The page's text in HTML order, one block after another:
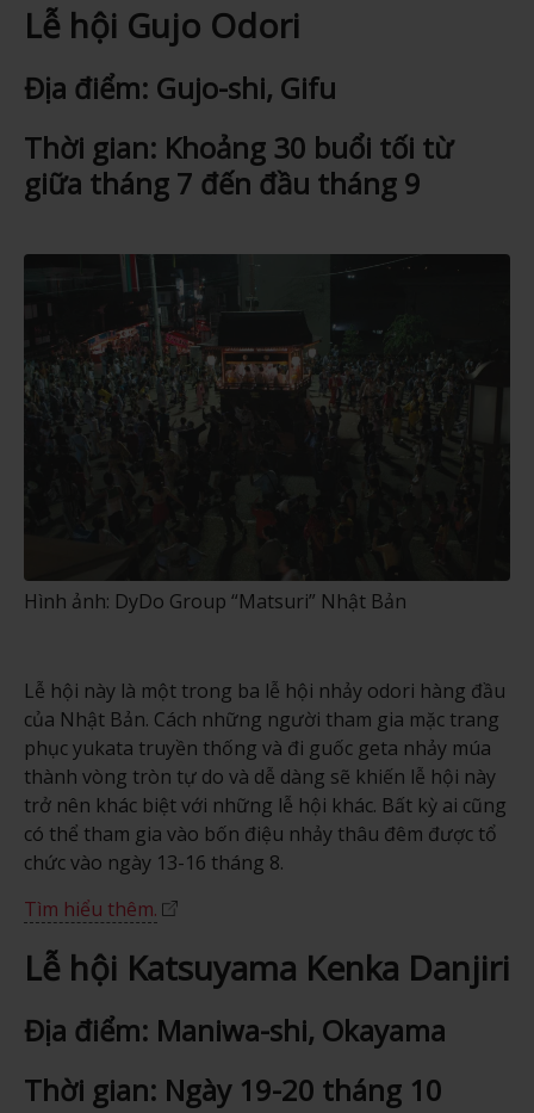
Lễ hội Gujo Odori
Địa điểm: Gujo-shi, Gifu
Thời gian: Khoảng 30 buổi tối từ
giữa tháng 7 đến đầu tháng 9
Hình ảnh: DyDo Group “Matsuri” Nhật Bản
Lễ hội này là một trong ba lễ hội nhảy odori hàng đầu
của Nhật Bản. Cách những người tham gia mặc trang
phục yukata truyền thống và đi guốc geta nhảy múa
thành vòng tròn tự do và dễ dàng sẽ khiến lễ hội này
trở nên khác biệt với những lễ hội khác. Bất kỳ ai cũng
có thể tham gia vào bốn điệu nhảy thâu đêm được tổ
chức vào ngày 13-16 tháng 8.
Tìm hiểu thêm.
Lễ hội Katsuyama Kenka Danjiri
Địa điểm: Maniwa-shi, Okayama
Thời gian: Ngày 19-20 tháng 10